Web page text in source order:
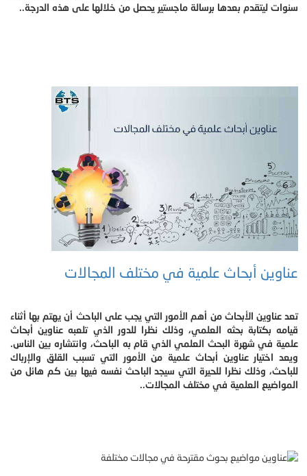
سنوات ليتقدم بعدها برسالة ماجستير يحصل من خلالها على هذه الدرجة..
عناوين أبحاث علمية في مختلف المجالات
تعد عناوين الأبحاث من أهم الأمور التي يجب على الباحث أن يهتم بها أثناء
قيامه بكتابة بحثه العلمي، وذلك نظرا للدور الذي تلعبه عناوين أبحاث
علمية في شهرة البحث العلمي الذي قام به الباحث، وانتشاره بين الناس.
ويعد اختيار عناوين أبحاث علمية من الأمور التي تسبب القلق والإرباك
للباحث، وذلك نظرا للحيرة التي سيجد الباحث نفسه فيها بين كم هائل من
المواضيع العلمية في مختلف المجالات..